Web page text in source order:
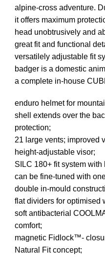
alpine-cross adventure.
it offers maximum
head unobtrusively and
great fit and functional
versatilely adjustable fit
badger is a domestic
a complete in-house
enduro helmet for
shell extends over the
protection;
21 large vents; improved
height-adjustable visor;
SILC 180+ fit system
can be fine-tuned with
double in-mould
flat dividers for optimised
soft antibacterial
comfort;
magnetic Fidlock™-
Natural Fit concept;